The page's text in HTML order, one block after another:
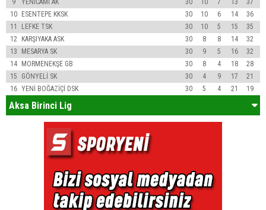
10 ESENTEPE KKSK 30 10 6 14
36
11
LEFKE TSK 30 10 5 15
35
12
KARŞIYAKA ASK 30 8 8 14
32
13
MESARYA SK 30 9 5 16
32
14 MORMENEKŞE GB 30 8 4 18
28
15
GÖNYELİ SK 30 4 9 17
21
16 YENİ BOĞAZİÇİ DSK 30 5 4 21 19
Aksa Birinci Lig